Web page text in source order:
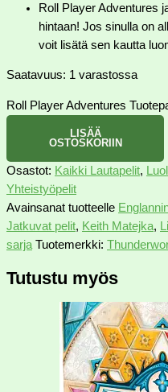
Roll Player Adventures
hintaan! Jos sinulla on
voit lisätä sen kautta
Saatavuus: 1 varastossa
Roll Player Adventures
LISÄÄ
OSTOSKORIIN
Osastot: Kaikki Lautapelit,
Yhteistyöpelit
Avainsanat tuotteelle
Jatkuvat pelit, Keith Matejka,
sarja Tuotemerkki:
Tutustu myös